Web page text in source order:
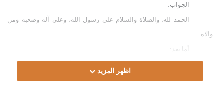
الجواب:
الحمد لله، والصلاة والسلام على رسول الله، وعلى آله وصحبه ومن
والاه.
أما بعد:
فإن لفظة: “طالق طالق طالق” مما يحتمل الأمرين، قال المواق رحمه
اظهر المزيد